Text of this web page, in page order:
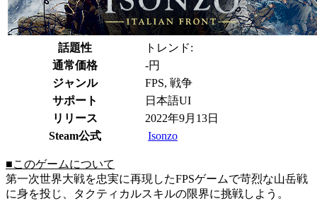
話題性
トレンド:
通常価格
-円
ジャンル
FPS, 戦争
サポート
日本語UI
リリース
2022年9月13日
Steam公式
Isonzo
■このゲームについて
第一次世界大戦を忠実に再現したFPSゲームで苛烈な山岳戦
に身を投じ、タクティカルスキルの限界に挑戦しよう。